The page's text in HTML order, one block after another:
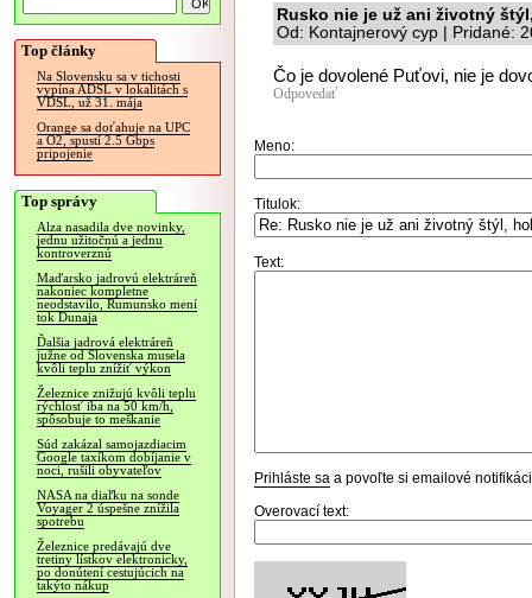
Top články
Na Slovensku sa v tichosti
vypína ADSL v lokalitách s
VDSL, už 31. mája
Orange sa doťahuje na UPC
a O2, spustí 2.5 Gbps
pripojenie
Top správy
Alza nasadila dve novinky,
jednu užitočnú a jednu
kontroverznú
Maďarsko jadrovú elektráreň
nakoniec kompletne
neodstavilo, Rumunsko mení
tok Dunaja
Ďalšia jadrová elektráreň
južne od Slovenska musela
kvôli teplu znížiť výkon
Železnice znižujú kvôli teplu
rýchlosť iba na 50 km/h,
spôsobuje to meškanie
Súd zakázal samojazdiacim
Google taxíkom dobíjanie v
noci, rušili obyvateľov
NASA na diaľku na sonde
Voyager 2 úspešne znížila
spotrebu
Železnice predávajú dve
tretiny lístkov elektronicky,
po donútení cestujúcich na
takýto nákup
Rusko nie je už ani životný
Od: Kontajnerový cyp | Pridané:
Čo je dovolené Puťovi, nie je
Odpovedať
Meno:
Titulok:
Text:
Prihláste sa a povoľte si emailové
Overovací text: